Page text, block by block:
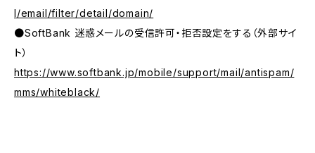
l/email/filter/detail/domain/
●SoftBank 迷惑メールの受信許可・拒否設定をする（外部サイ
ト）
https://www.softbank.jp/mobile/support/mail/antispam/
mms/whiteblack/